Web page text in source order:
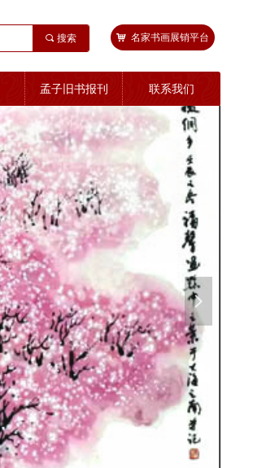
끠 搜索
孟子旧书报刊 联系我们
넲
낙 名家书画展销平台